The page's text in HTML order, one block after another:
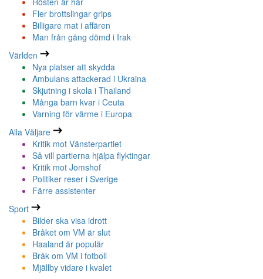
Fler brottslingar grips
Billigare mat i affären
Man från gäng dömd i Irak
Världen
Nya platser att skydda
Ambulans attackerad i Ukraina
Skjutning i skola i Thailand
Många barn kvar i Ceuta
Varning för värme i Europa
Alla Väljare
Kritik mot Vänsterpartiet
Så vill partierna hjälpa flyktingar
Kritik mot Jomshof
Politiker reser i Sverige
Färre assistenter
Sport
Bilder ska visa idrott
Bråket om VM är slut
Haaland är populär
Bråk om VM i fotboll
Mjällby vidare i kvalet